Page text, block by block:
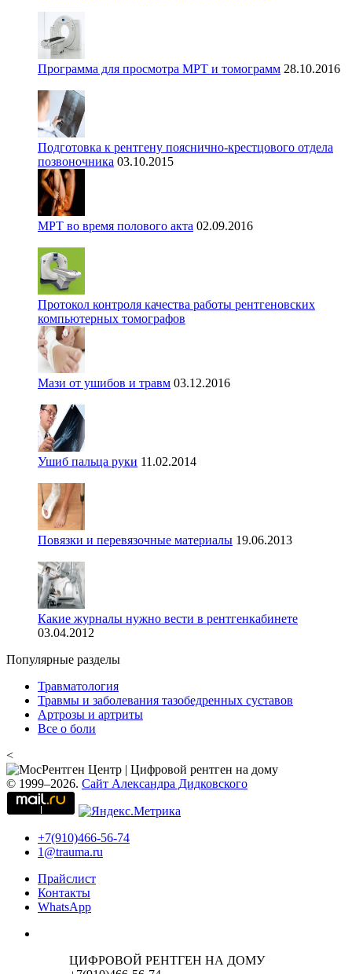
Программа для просмотра МРТ и томограмм 28.10.2016
Подготовка к рентгену пояснично-крестцового отдела
позвоночника 03.10.2015
МРТ во время полового акта 02.09.2016
Протокол контроля качества работы рентгеновских
компьютерных томографов
Мази от ушибов и травм 03.12.2016
Ушиб пальца руки 11.02.2014
Повязки и перевязочные материалы 19.06.2013
Какие журналы нужно вести в рентгенкабинете
03.04.2012
Популярные разделы
Травматология
Травмы и заболевания тазобедренных суставов
Артрозы и артриты
Все о боли
<
© 1999–2026. Сайт Александра Дидковского
+7(910)466-56-74
1@trauma.ru
Прайслист
Контакты
WhatsApp
ЦИФРОВОЙ РЕНТГЕН НА ДОМУ